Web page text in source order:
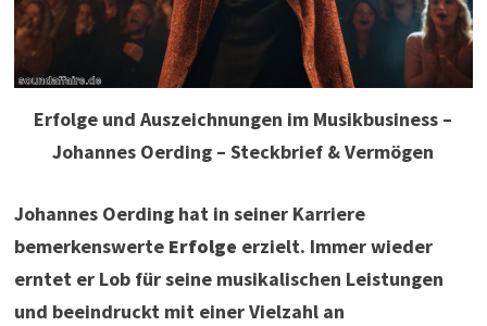
Erfolge und Auszeichnungen im Musikbusiness –
Johannes Oerding – Steckbrief & Vermögen
Johannes Oerding hat in seiner Karriere
bemerkenswerte Erfolge erzielt. Immer wieder
erntet er Lob für seine musikalischen Leistungen
und beeindruckt mit einer Vielzahl an